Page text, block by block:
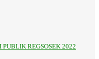
PUBLIK REGSOSEK 2022